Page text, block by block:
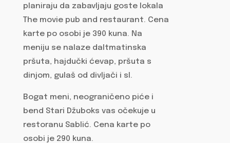
planiraju da zabavljaju goste lokala
The movie pub and restaurant. Cena
karte po osobi je 390 kuna. Na
meniju se nalaze daltmatinska
pršuta, hajdučki ćevap, pršuta s
dinjom, gulaš od divljači i sl.
Bogat meni, neograničeno piće i
bend Stari Džuboks vas očekuje u
restoranu Sablić. Cena karte po
osobi je 290 kuna.